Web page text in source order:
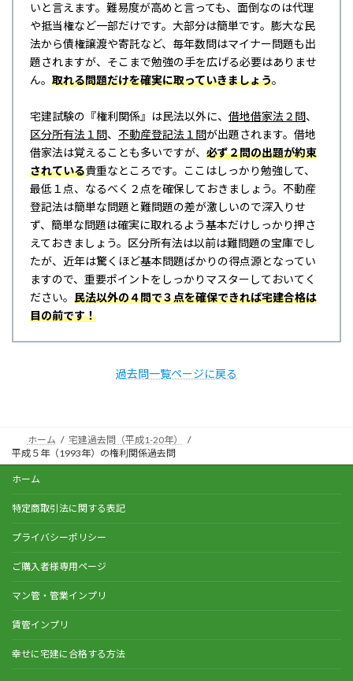
いと言えます。難易度が高めと言っても、面倒なのは代理
や抵当権など一部だけです。大部分は簡単です。膨大な民
法から債権譲渡や寄託など、毎年数問はマイナー問題も出
題されますが、そこまで勉強の手を広げる必要はありませ
ん。 取れる問題だけを確実に取っていきましょう。
宅建試験の『権利関係』は民法以外に、 借地借家法２問、
区分所有法１問、 不動産登記法１問が出題されます。借地
借家法は覚えることも多いですが、 必ず２問の出題が約束
されている貴重なところです。ここはしっかり勉強して、
最低１点、なるべく２点を確保しておきましょう。不動産
登記法は簡単な問題と難問題の差が激しいので深入りせ
ず、簡単な問題は確実に取れるよう基本だけしっかり押さ
えておきましょう。区分所有法は以前は難問題の宝庫でし
たが、近年は驚くほど基本問題ばかりの得点源となってい
ますので、重要ポイントをしっかりマスターしておいてく
ださい。 民法以外の４問で３点を確保できれば宅建合格は
目の前です！
過去問一覧ページに戻る
ホーム
宅建過去問（平成1-20年）
平成５年（1993年）の権利関係過去問
ホーム
特定商取引法に関する表記
プライバシーポリシー
ご購入者様専用ページ
マン管・管業インプリ
賃管インプリ
幸せに宅建に合格する方法